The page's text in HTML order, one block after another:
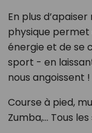
En plus
physique
énergie et de se
sport - en
nous angoissent !
Course à pied,
Zumba,… Tous